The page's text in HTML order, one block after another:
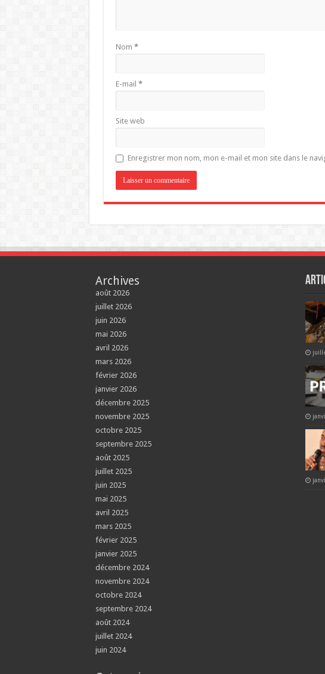
Nom *
E-mail *
Site web
Enregistrer mon nom, mon e-mail et mon site dans le
Archives
août 2026
juillet 2026
juin 2026
mai 2026
avril 2026
mars 2026
février 2026
janvier 2026
décembre 2025
novembre 2025
octobre 2025
septembre 2025
août 2025
juillet 2025
juin 2025
mai 2025
avril 2025
mars 2025
février 2025
janvier 2025
décembre 2024
novembre 2024
octobre 2024
septembre 2024
août 2024
juillet 2024
juin 2024